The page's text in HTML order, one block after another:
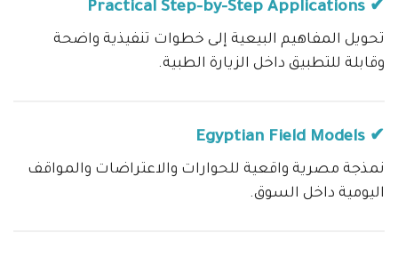
✔ Practical Step-by-Step Applications
تحويل المفاهيم البيعية إلى خطوات تنفيذية واضحة
وقابلة للتطبيق داخل الزيارة الطبية.
✔ Egyptian Field Models
نمذجة مصرية واقعية للحوارات والاعتراضات والمواقف
اليومية داخل السوق.